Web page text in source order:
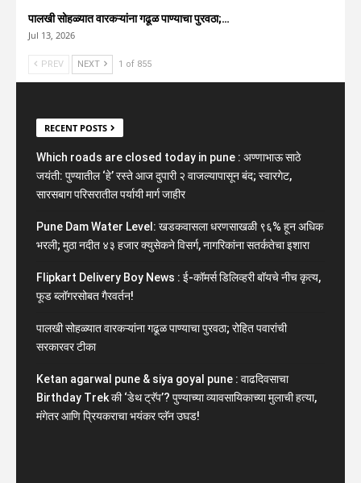
पालखी सोहळ्यात वारकऱ्यांना गढूळ पाण्याचा पुरवठा;…
Jul 13, 2026
PREV NEXT 1 of 855
RECENT POSTS
Which roads are closed today in pune : अण्णाभाऊ साठे
जयंती: पुण्यातील ‘हे’ रस्ते आज दुपारी २ वाजल्यापासून बंद; स्वारगेट,
सारसबाग परिसरातील पर्यायी मार्ग जाहीर
Pune Dam Water Level: खडकवासला धरणसाखळी ९६% हून अधिक
भरली; मुठा नदीत ४३ हजार क्युसेकने विसर्ग, नागरिकांना सतर्कतेचा इशारा
Flipkart Delivery Boy News : ई-कॉमर्स डिलिव्हरी बॉयचे नीच कृत्य,
फूड ब्लॉगरसोबत गैरवर्तन!
पालखी सोहळ्यात वारकऱ्यांना गढूळ पाण्याचा पुरवठा; रोहित पवारांची
सरकारवर टीका
Ketan agarwal pune & siya goyal pune : वाढदिवसाचा
Birthday Trek की ‘डेथ ट्रॅप’? पुण्याच्या व्यावसायिकाच्या मुलाची हत्या,
मंगेतर आणि प्रियकराचा भयंकर प्लॅन उघड!